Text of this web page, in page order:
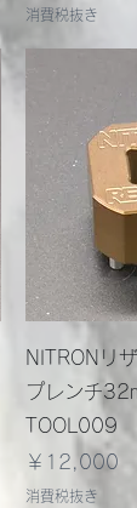
消費税抜き
ク
NITRONリ
プレンチ
TOOL009
価格
￥12,000
消費税抜き